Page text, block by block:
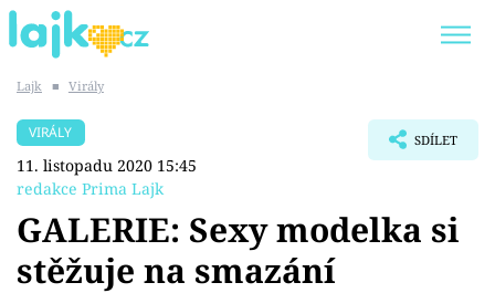
SHOPAHOLICADEL
Témata
Lajk ■ Virály
VIRÁLY
11. listopadu 2020 15:45
redakce Prima Lajk
SDÍLET
GALERIE: Sexy modelka si
stěžuje na smazání